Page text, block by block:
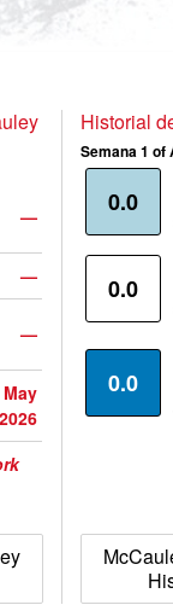
—
—
—
May
2026
Historial
Semana 1 of
0.0
0.0
0.0